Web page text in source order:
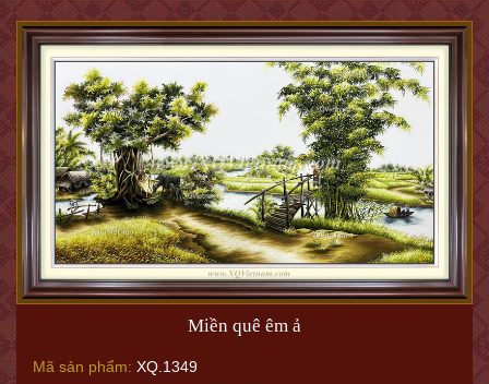
Miền quê êm ả
Mã sản phẩm: XQ.1349